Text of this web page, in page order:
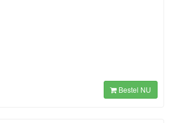
Bestel NU